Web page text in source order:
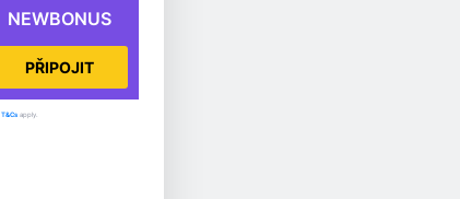
NEWBONUS
PŘIPOJIT
T&Csapply.